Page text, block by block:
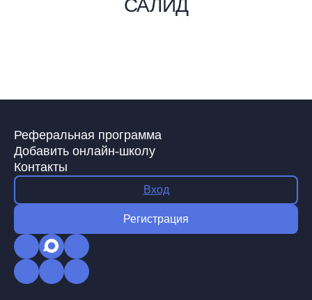
САЛИД
Реферальная программа
Добавить онлайн-школу
Контакты
Вход
Регистрация